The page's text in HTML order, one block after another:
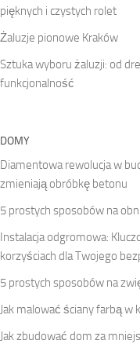
pięknych i czystych rolet
Żaluzje pionowe Kraków
Sztuka wyboru żaluzji: od
funkcjonalność
DOMY
Diamentowa rewolucja w
zmieniają obróbkę betonu
5 prostych sposobów na
Instalacja odgromowa:
korzyściach dla Twojego
5 prostych sposobów na
Jak malować ściany farbą w
Jak zbudować dom za